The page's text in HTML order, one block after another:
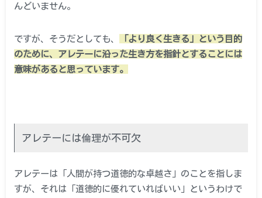
んどいません。
ですが、そうだとしても、
「より良く生きる」という目的
のために、アレテーに沿った生き方を指針とすることには
意味があると思っています。
アレテーには倫理が不可欠
アレテーは「人間が持つ道徳的な卓越さ」のことを指しま
すが、それは「道徳的に優れていればいい」というわけで